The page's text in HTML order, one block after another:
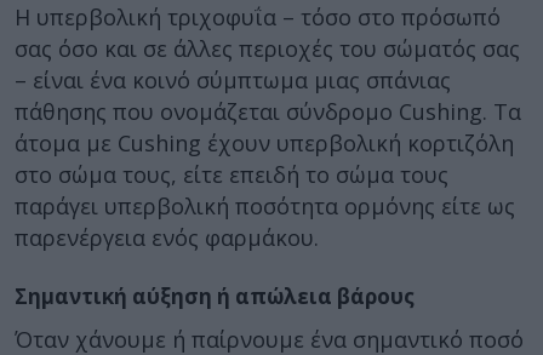
Η υπερβολική τριχοφυΐα – τόσο στο πρόσωπό
σας όσο και σε άλλες περιοχές του σώματός σας
– είναι ένα κοινό σύμπτωμα μιας σπάνιας
πάθησης που ονομάζεται σύνδρομο Cushing. Τα
άτομα με Cushing έχουν υπερβολική κορτιζόλη
στο σώμα τους, είτε επειδή το σώμα τους
παράγει υπερβολική ποσότητα ορμόνης είτε ως
παρενέργεια ενός φαρμάκου.
Σημαντική αύξηση ή απώλεια βάρους
Όταν χάνουμε ή παίρνουμε ένα σημαντικό ποσό